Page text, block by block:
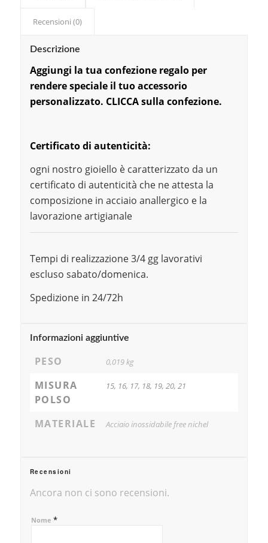
Recensioni (0)
Descrizione
Aggiungi la tua confezione regalo per
rendere speciale il tuo accessorio
personalizzato. CLICCA sulla confezione.
Certificato di autenticità:
ogni nostro gioiello è caratterizzato da un
certificato di autenticità che ne attesta la
composizione in acciaio anallergico e la
lavorazione artigianale
Tempi di realizzazione 3/4 gg lavorativi
escluso sabato/domenica.
Spedizione in 24/72h
Informazioni aggiuntive
PESO 0,019 kg
MISURA
POLSO
15, 16, 17, 18, 19, 20, 21
MATERIALE Acciaio inossidabile free nichel
Recensioni
Ancora non ci sono recensioni.
Nome *